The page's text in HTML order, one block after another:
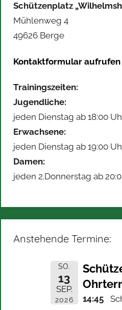
Schützenplatz
Mühlenweg 4
49626 Berge
Kontaktformular aufrufen
Trainingszeiten:
Jugendliche:
jeden Dienstag ab 18:00
Erwachsene:
jeden Dienstag ab 19:00
Damen:
jeden 2.Donnerstag ab
Anstehende Termine:
SO.
13
SEP.
2026 14:45